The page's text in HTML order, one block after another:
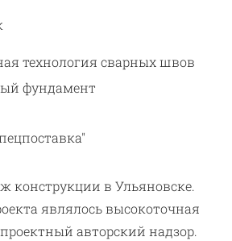
технология сварных швов
фундамент
конструкции в Ульяновске.
являлось высокоточная
авторский надзор.